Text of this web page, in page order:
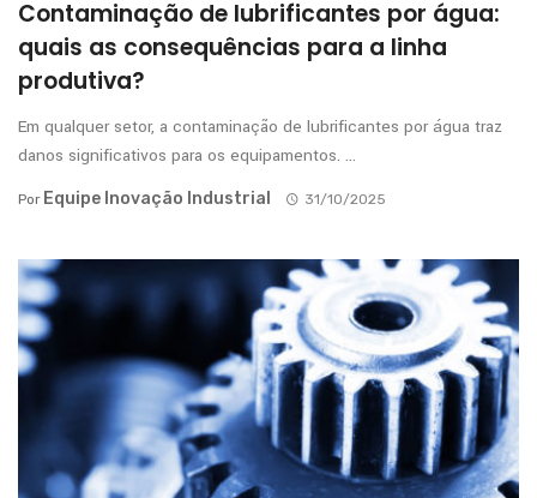
Contaminação de lubrificantes por água:
quais as consequências para a linha
produtiva?
Em qualquer setor, a contaminação de lubrificantes por água traz
danos significativos para os equipamentos. ...
Por Equipe Inovação Industrial 31/10/2025